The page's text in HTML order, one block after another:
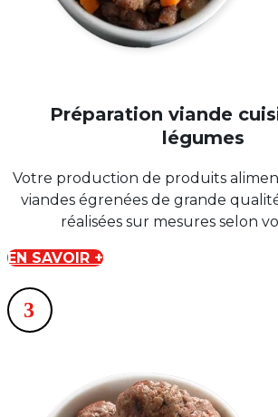
Préparation viande
légumes
Votre production de produits
viandes égrenées de grande
réalisées sur mesures selon
EN SAVOIR +